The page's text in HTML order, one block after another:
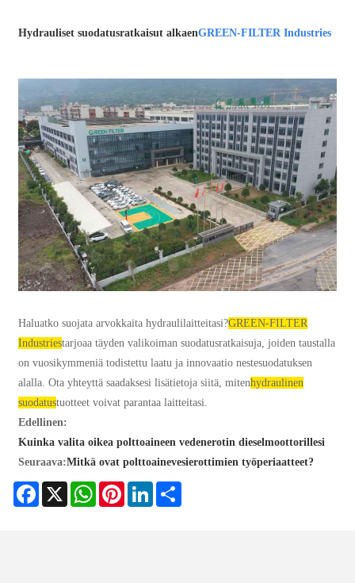
Hydrauliset suodatusratkaisut alkaenGREEN-FILTER Industries
Haluatko suojata arvokkaita hydraulilaitteitasi?GREEN-FILTER
Industriestarjoaa täyden valikoiman suodatusratkaisuja, joiden taustalla
on vuosikymmeniä todistettu laatu ja innovaatio nestesuodatuksen
alalla. Ota yhteyttä saadaksesi lisätietoja siitä, mitenhydraulinen
suodatustuotteet voivat parantaa laitteitasi.
Edellinen:
Kuinka valita oikea polttoaineen vedenerotin dieselmoottorillesi
Seuraava:Mitkä ovat polttoainevesierottimien työperiaatteet?
Facebook
X WhatsAppPinterestLinkedIn